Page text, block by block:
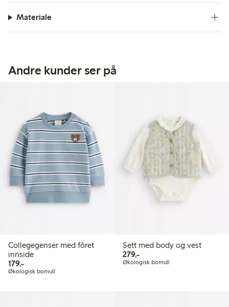
Materiale
Andre kunder ser på
Collegegenser med fôret
innside
179,-179,00 kr
Økologisk bomull
Sett med body og vest
279,-279,00 kr
Økologisk bomull